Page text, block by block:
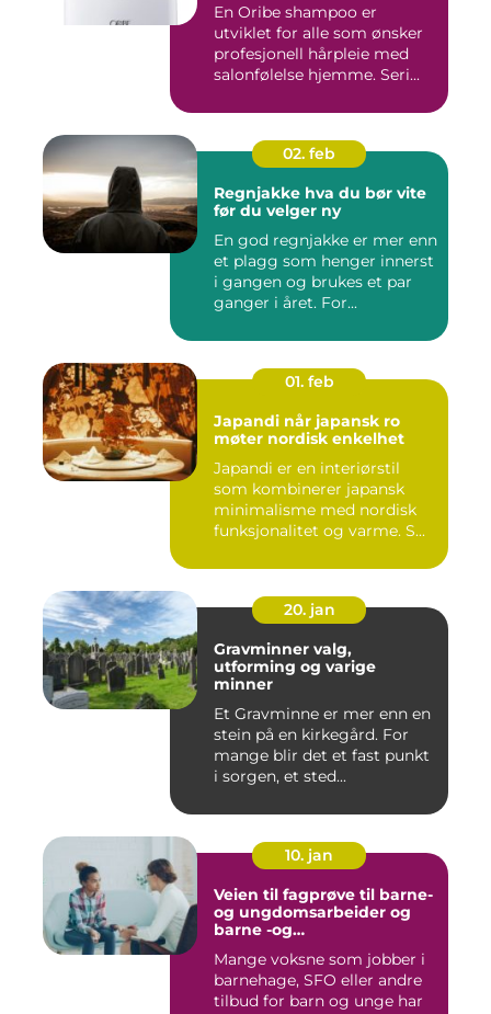
En Oribe shampoo er
utviklet for alle som ønsker
profesjonell hårpleie med
salonfølelse hjemme. Seri...
02. feb
Regnjakke hva du bør vite
før du velger ny
En god regnjakke er mer enn
et plagg som henger innerst
i gangen og brukes et par
ganger i året. For...
01. feb
Japandi når japansk ro
møter nordisk enkelhet
Japandi er en interiørstil
som kombinerer japansk
minimalisme med nordisk
funksjonalitet og varme. S...
20. jan
Gravminner valg,
utforming og varige
minner
Et Gravminne er mer enn en
stein på en kirkegård. For
mange blir det et fast punkt
i sorgen, et sted...
10. jan
Veien til fagprøve til barne-
og ungdomsarbeider og
barne -og
Mange voksne som jobber i
barnehage, SFO eller andre
tilbud for barn og unge har